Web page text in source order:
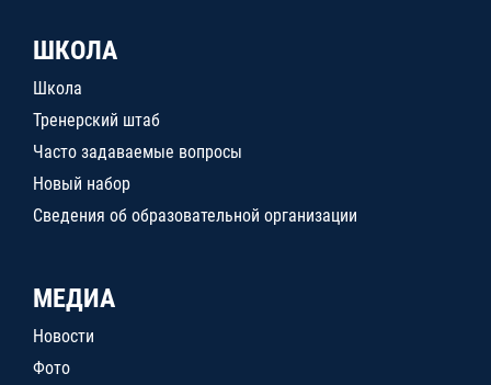
ШКОЛА
Школа
Тренерский штаб
Часто задаваемые вопросы
Новый набор
Сведения об образовательной организации
МЕДИА
Новости
Фото